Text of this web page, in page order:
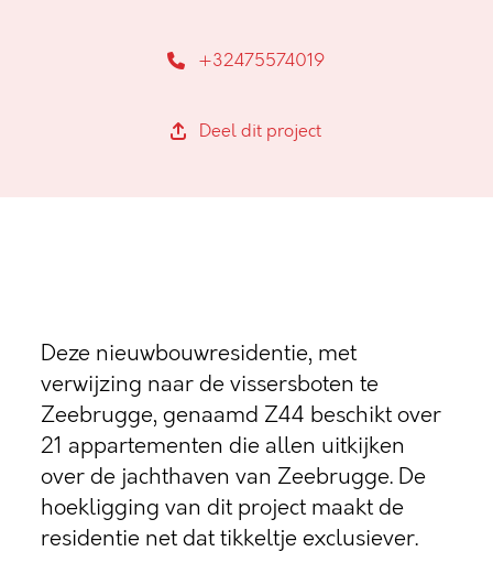
+32475574019
Deel dit project
Deze nieuwbouwresidentie, met
verwijzing naar de vissersboten te
Zeebrugge, genaamd Z44 beschikt over
21 appartementen die allen uitkijken
over de jachthaven van Zeebrugge. De
hoekligging van dit project maakt de
residentie net dat tikkeltje exclusiever.